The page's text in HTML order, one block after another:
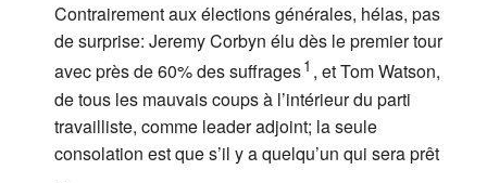
Contrairement aux élections générales, hélas, pas
de surprise: Jeremy Corbyn élu dès le premier tour
avec près de 60% des suffrages1 , et Tom Watson,
de tous les mauvais coups à l’intérieur du parti
travailliste, comme leader adjoint; la seule
consolation est que s’il y a quelqu’un qui sera prêt